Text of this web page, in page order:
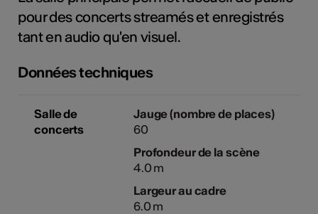
pour des concerts streamés et enregistrés
tant en audio qu'en visuel.
Données techniques
Salle de
concerts
Jauge (nombre de places)
60
Profondeur de la scène
4.0 m
Largeur au cadre
6.0 m